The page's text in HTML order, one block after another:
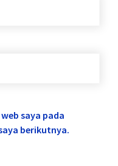
saya pada
berikutnya.